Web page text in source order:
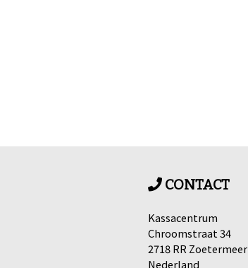
CONTACT
Kassacentrum
Chroomstraat 34
2718 RR Zoetermeer
Nederland